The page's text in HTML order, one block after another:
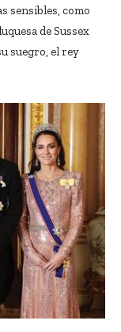
sensibles, como
de Sussex
suegro, el rey